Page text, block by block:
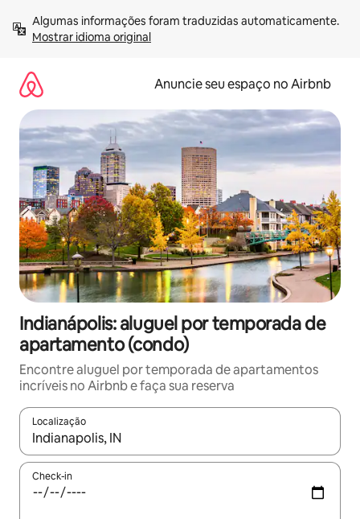
para
Mostrar idioma original
Anuncie seu espaço no Airbnb
Indianápolis: aluguel por temporada de
apartamento (condo)
Encontre aluguel por temporada de apartamentos
incríveis no Airbnb e faça sua reserva
Localização
Quando os resultados estiverem disponíveis, explore-os
Check-in